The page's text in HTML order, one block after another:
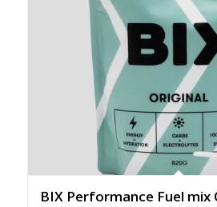
BIX Performance Fuel mix